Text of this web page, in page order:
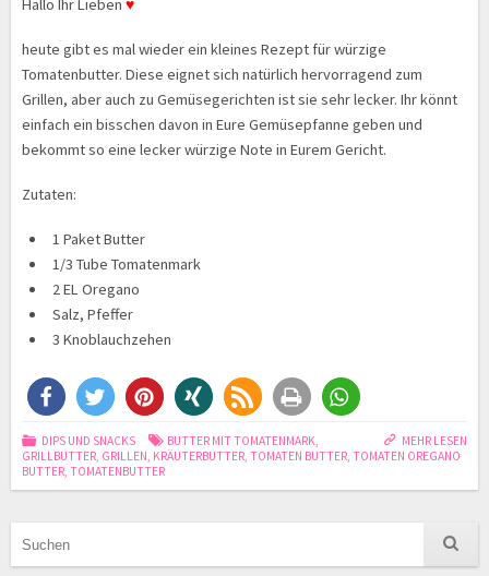
Hallo Ihr Lieben ♥
heute gibt es mal wieder ein kleines Rezept für würzige
Tomatenbutter. Diese eignet sich natürlich hervorragend zum
Grillen, aber auch zu Gemüsegerichten ist sie sehr lecker. Ihr könnt
einfach ein bisschen davon in Eure Gemüsepfanne geben und
bekommt so eine lecker würzige Note in Eurem Gericht.
Zutaten:
1 Paket Butter
1/3 Tube Tomatenmark
2 EL Oregano
Salz, Pfeffer
3 Knoblauchzehen
MEHR LESEN
DIPS UND SNACKS BUTTER MIT TOMATENMARK,
GRILLBUTTER, GRILLEN, KRÄUTERBUTTER, TOMATEN BUTTER, TOMATEN OREGANO
BUTTER, TOMATENBUTTER